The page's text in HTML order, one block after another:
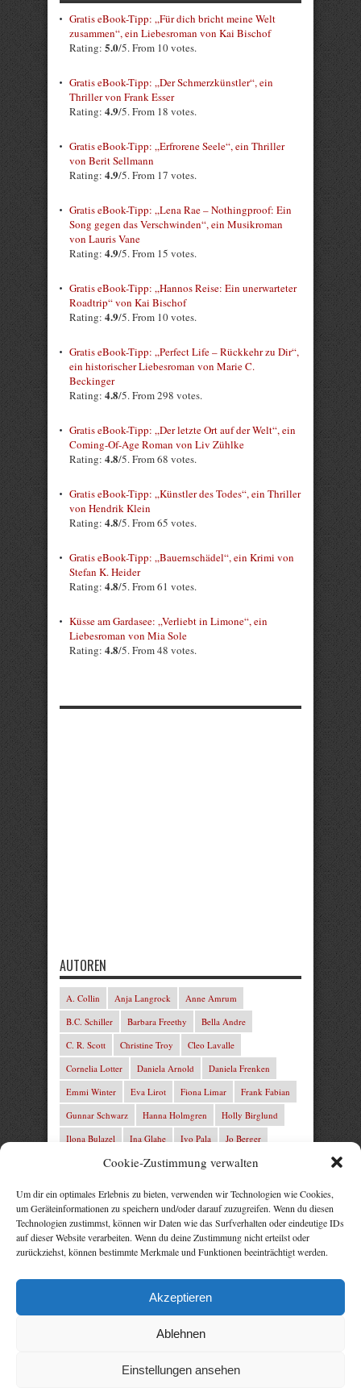
Cookie-Zustimmung verwalten
Um dir ein optimales Erlebnis zu bieten, verwenden wir Technologien wie Cookies,
um Geräteinformationen zu speichern und/oder darauf zuzugreifen. Wenn du diesen
Technologien zustimmst, können wir Daten wie das Surfverhalten oder eindeutige IDs
auf dieser Website verarbeiten. Wenn du deine Zustimmung nicht erteilst oder
zurückziehst, können bestimmte Merkmale und Funktionen beeinträchtigt werden.
Akzeptieren
Ablehnen
Einstellungen ansehen
Gratis eBook-Tipp: „Für dich bricht meine Welt
zusammen“, ein Liebesroman von Kai Bischof
Rating: 5.0/5. From 10 votes.
Gratis eBook-Tipp: „Der Schmerzkünstler“, ein
Thriller von Frank Esser
Rating: 4.9/5. From 18 votes.
Gratis eBook-Tipp: „Erfrorene Seele“, ein Thriller
von Berit Sellmann
Rating: 4.9/5. From 17 votes.
Gratis eBook-Tipp: „Lena Rae – Nothingproof: Ein
Song gegen das Verschwinden“, ein Musikroman
von Lauris Vane
Rating: 4.9/5. From 15 votes.
Gratis eBook-Tipp: „Hannos Reise: Ein unerwarteter
Roadtrip“ von Kai Bischof
Rating: 4.9/5. From 10 votes.
Gratis eBook-Tipp: „Perfect Life – Rückkehr zu Dir“,
ein historischer Liebesroman von Marie C.
Beckinger
Rating: 4.8/5. From 298 votes.
Gratis eBook-Tipp: „Der letzte Ort auf der Welt“, ein
Coming-Of-Age Roman von Liv Zühlke
Rating: 4.8/5. From 68 votes.
Gratis eBook-Tipp: „Künstler des Todes“, ein Thriller
von Hendrik Klein
Rating: 4.8/5. From 65 votes.
Gratis eBook-Tipp: „Bauernschädel“, ein Krimi von
Stefan K. Heider
Rating: 4.8/5. From 61 votes.
Küsse am Gardasee: „Verliebt in Limone“, ein
Liebesroman von Mia Sole
Rating: 4.8/5. From 48 votes.
AUTOREN
A. Collin Anja Langrock
Anne Amrum
B.C. Schiller
Barbara Freethy
Bella Andre
C. R. Scott
Christine Troy
Cleo Lavalle
Cornelia Lotter
Daniela Arnold
Daniela Frenken
Emmi Winter
Eva Lirot Fiona Limar
Frank Fabian
Gunnar Schwarz
Hanna Holmgren
Holly Birglund
Ilona Bulazel
Ina Glahe Ivo Pala
Jo Berger
Josefine Weiss
Josie Charles
Karin Lindberg
Lita Harris
Marcus Hünnebeck
Marit Bernson
Mark Franley
Martin Krist
Michelle Schrenk
Mila Summers
Mira Morton
Nika Lubitsch
Noah Fitz
Nora Amelie René Junge
Rezepte Profis
Thomas Herzberg Vital Experts